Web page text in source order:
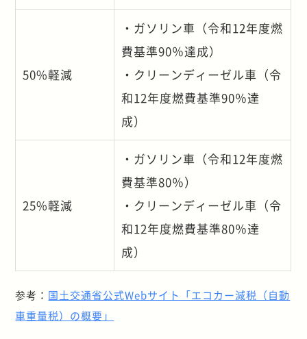
50%軽減
・ガソリン車（令和12年度燃
費基準90％達成）
・クリーンディーゼル車（令
和12年度燃費基準90％達
成）
25%軽減
・ガソリン車（令和12年度燃
費基準80％）
・クリーンディーゼル車（令
和12年度燃費基準80％達
成）
参考： 国土交通省公式Webサイト「エコカー減税（自動
車重量税）の概要」